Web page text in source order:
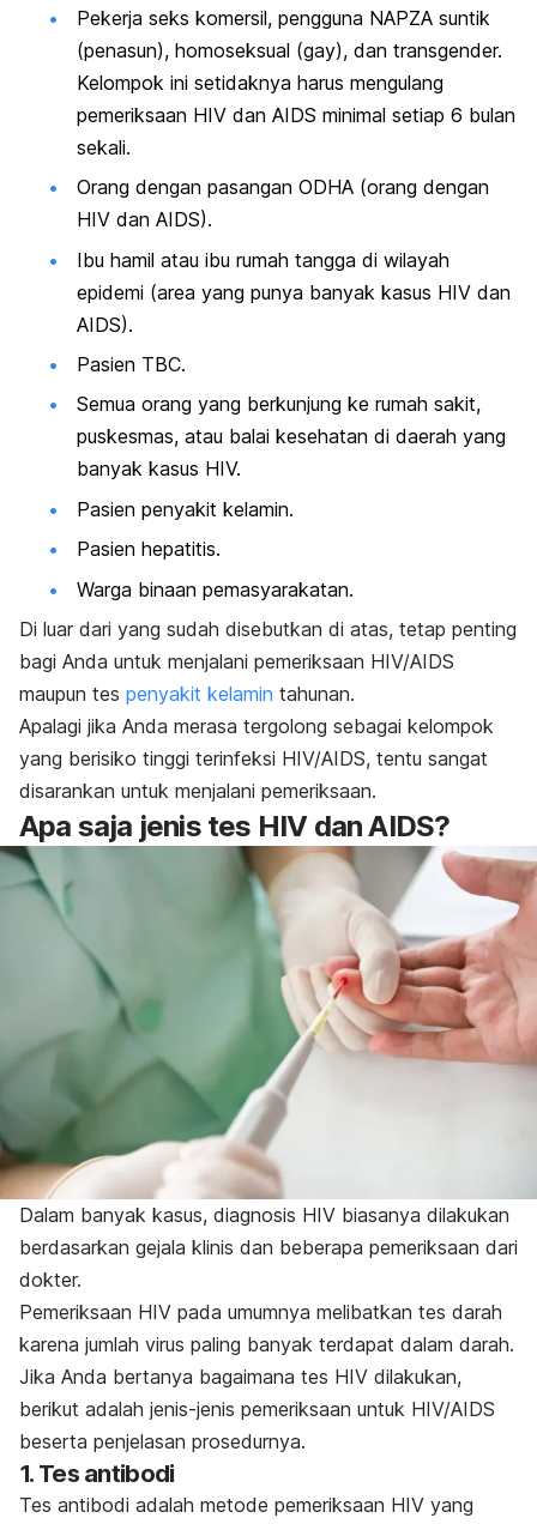
Pekerja seks komersil, pengguna NAPZA suntik
(penasun), homoseksual (gay), dan transgender.
Kelompok ini setidaknya harus mengulang
pemeriksaan HIV dan AIDS minimal setiap 6 bulan
sekali.
Orang dengan pasangan ODHA (orang dengan
HIV dan AIDS).
Ibu hamil atau ibu rumah tangga di wilayah
epidemi (area yang punya banyak kasus HIV dan
AIDS).
Pasien TBC.
Semua orang yang berkunjung ke rumah sakit,
puskesmas, atau balai kesehatan di daerah yang
banyak kasus HIV.
Pasien penyakit kelamin.
Pasien hepatitis.
Warga binaan pemasyarakatan.
Di luar dari yang sudah disebutkan di atas, tetap penting
bagi Anda untuk menjalani pemeriksaan HIV/AIDS
maupun tes penyakit kelamin tahunan.
Apalagi jika Anda merasa tergolong sebagai kelompok
yang berisiko tinggi terinfeksi HIV/AIDS, tentu sangat
disarankan untuk menjalani pemeriksaan.
Apa saja jenis tes HIV dan AIDS?
Dalam banyak kasus, diagnosis HIV biasanya dilakukan
berdasarkan gejala klinis dan beberapa pemeriksaan dari
dokter.
Pemeriksaan HIV pada umumnya melibatkan tes darah
karena jumlah virus paling banyak terdapat dalam darah.
Jika Anda bertanya bagaimana tes HIV dilakukan,
berikut adalah jenis-jenis pemeriksaan untuk HIV/AIDS
beserta penjelasan prosedurnya.
1. Tes antibodi
Tes antibodi adalah metode pemeriksaan HIV yang